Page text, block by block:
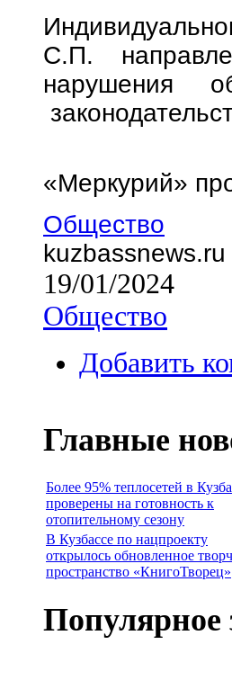
С.П.
нарушения
Работа
«Меркурий»
Общество
kuzbassnews.ru
19/01/2024
Общество
Добавить
Главные
Более 95% теплосетей в
проверены на готовность к
отопительному сезону
В Кузбассе по нацпроекту
открылось обновленное
пространство «КнигоТворец»
Популярное